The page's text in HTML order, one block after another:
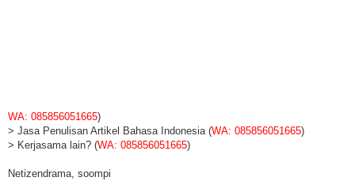
WA: 085856051665)
> Jasa Penulisan Artikel Bahasa Indonesia (WA: 085856051665)
> Kerjasama lain? (WA: 085856051665)
Netizendrama, soompi